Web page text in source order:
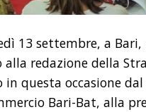
13 settembre, a
redazione della
questa occasione
Bari-Bat, alla